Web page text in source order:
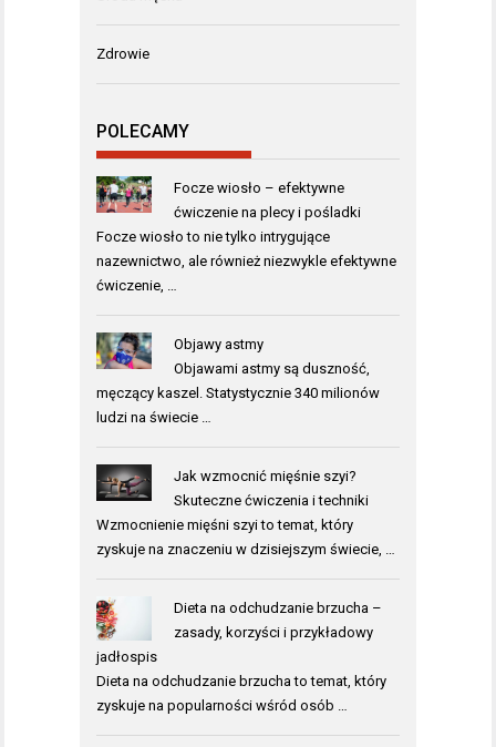
Zdrowie
POLECAMY
Focze wiosło – efektywne
ćwiczenie na plecy i pośladki
Focze wiosło to nie tylko intrygujące
nazewnictwo, ale również niezwykle efektywne
ćwiczenie, …
Objawy astmy
Objawami astmy są duszność,
męczący kaszel. Statystycznie 340 milionów
ludzi na świecie …
Jak wzmocnić mięśnie szyi?
Skuteczne ćwiczenia i techniki
Wzmocnienie mięśni szyi to temat, który
zyskuje na znaczeniu w dzisiejszym świecie, …
Dieta na odchudzanie brzucha –
zasady, korzyści i przykładowy
jadłospis
Dieta na odchudzanie brzucha to temat, który
zyskuje na popularności wśród osób …